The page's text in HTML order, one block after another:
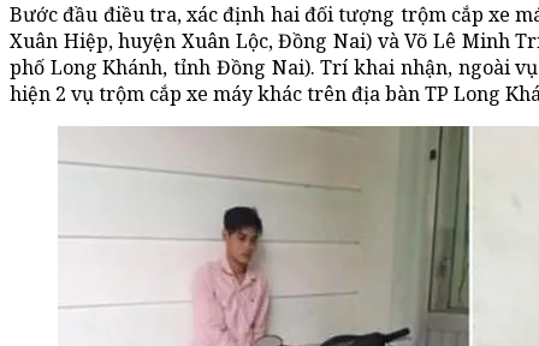
Bước đầu điều tra, xác định hai đối tượng trộm cắp xe
Xuân Hiệp, huyện Xuân Lộc, Đồng Nai) và Võ Lê Minh
phố Long Khánh, tỉnh Đồng Nai). Trí khai nhận, ngoài
hiện 2 vụ trộm cắp xe máy khác trên địa bàn TP Long